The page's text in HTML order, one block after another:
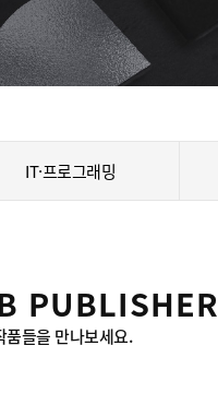
IT·프로그래밍
PUBLISHER
품들을 만나보세요.